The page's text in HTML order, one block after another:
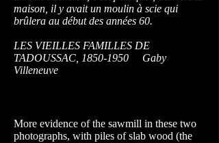
maison, il y avait un moulin à scie qui
brûlera au début des années 60.
LES VIEILLES FAMILLES DE
TADOUSSAC, 1850-1950 Gaby
Villeneuve
More evidence of the sawmill in these two
photographs, with piles of slab wood (the